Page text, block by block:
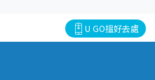
U GO搵好去處